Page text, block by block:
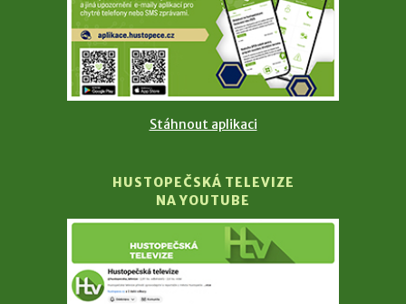
Stáhnout aplikaci
HUSTOPEČSKÁ TELEVIZE
NA YOUTUBE